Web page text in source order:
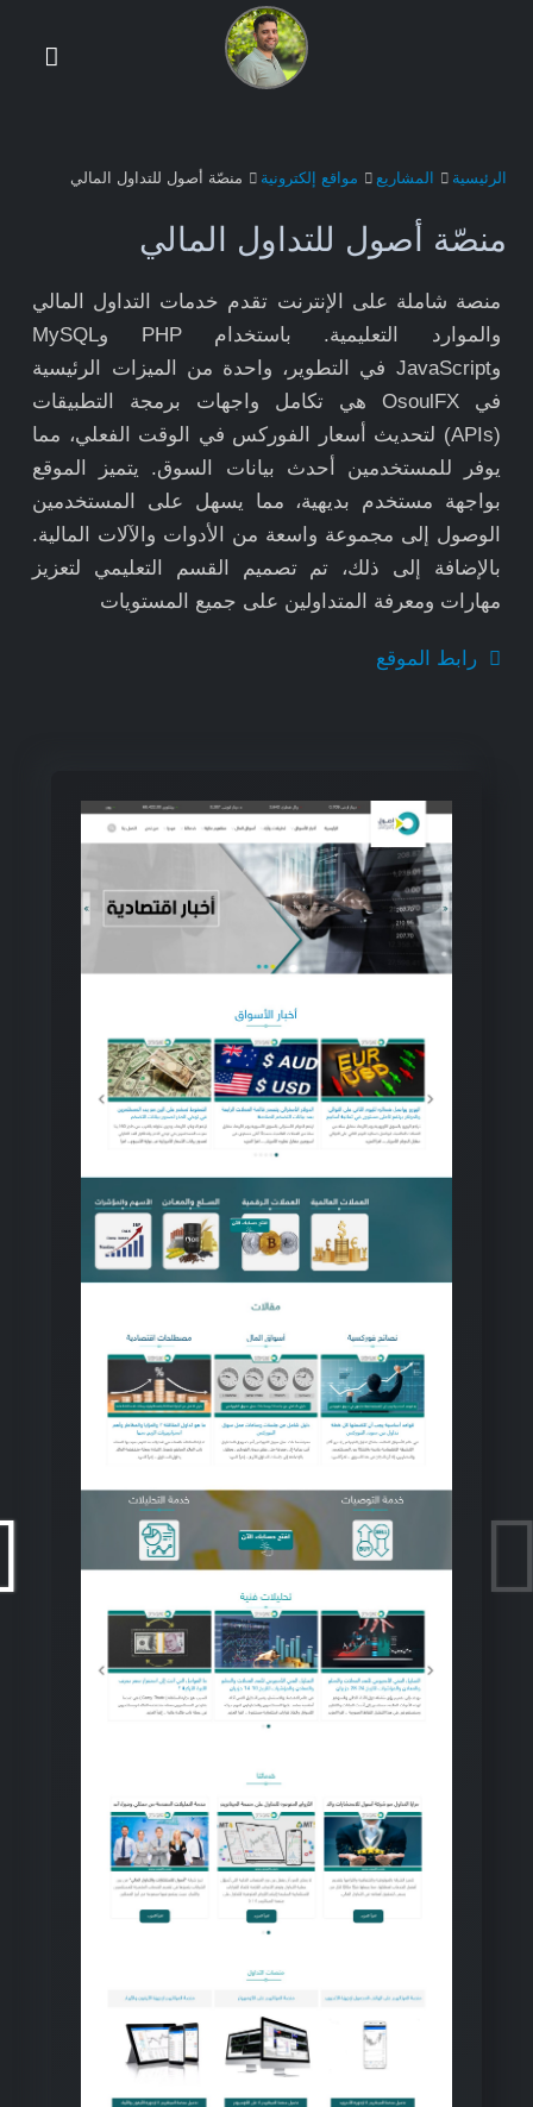
الرئيسية المشاريع مواقع إلكترونية منصّة أصول للتداول المالي
منصّة أصول للتداول المالي
منصة شاملة على الإنترنت تقدم خدمات التداول المالي
والموارد التعليمية. باستخدام PHP وMySQL
وJavaScript في التطوير، واحدة من الميزات الرئيسية
في OsoulFX هي تكامل واجهات برمجة التطبيقات
(APIs) لتحديث أسعار الفوركس في الوقت الفعلي، مما
يوفر للمستخدمين أحدث بيانات السوق. يتميز الموقع
بواجهة مستخدم بديهية، مما يسهل على المستخدمين
الوصول إلى مجموعة واسعة من الأدوات والآلات المالية.
بالإضافة إلى ذلك، تم تصميم القسم التعليمي لتعزيز
مهارات ومعرفة المتداولين على جميع المستويات
رابط الموقع